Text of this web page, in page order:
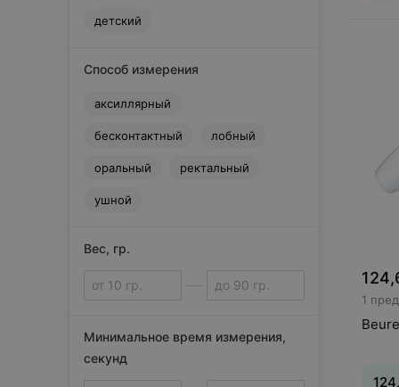
Интеграл
детский
Способ измерения
аксиллярный
бесконтактный лобный
оральный ректальный
ушной
Вес, гр.
Минимальное время измерения,
секунд
1